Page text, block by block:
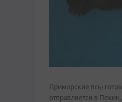
Приморские псы
отправляется в